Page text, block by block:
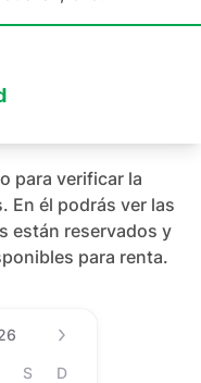
para verificar la
En él podrás ver las
están reservados y
para renta.
Value),
S D